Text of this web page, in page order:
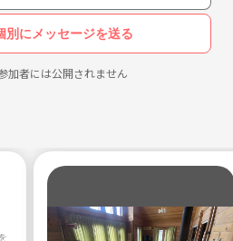
別にメッセージを送る
加者には公開されません